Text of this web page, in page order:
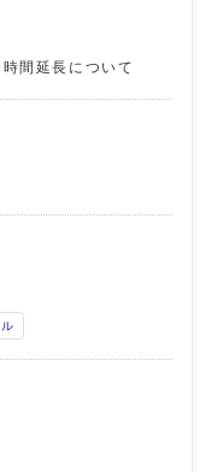
間延長について